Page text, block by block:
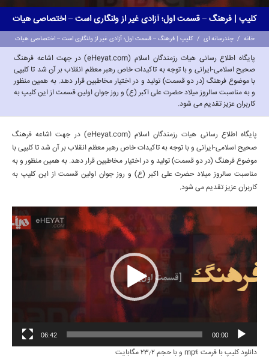
کلیپ | فرهنگ – قسمت اول؛ آزادی غیر از ولنگاری است – اختصاصی هیات
خانه / چندرسانه ای / کلیپ | فرهنگ – قسمت اول؛ آزادی غیر از ولنگاری است – اختصاصی هیات
پایگاه اطلاع رسانی هیات رزمندگان اسلام (eHeyat.com) در جهت اشاعه فرهنگ
صحیح اسلامی-ایرانی و با توجه به تاکیدات خاص رهبر معظم انقلاب بر آن شد تا کلیپی
با موضوع فرهنگ (در دو قسمت) تولید و در اختیار مخاطبین قرار دهد. به همین منظور
و به مناسبت سالروز میلاد حضرت علی اکبر (ع) و روز جوان اولین قسمت از این کلیپ به
کاربران عزیز تقدیم می شود.
پایگاه اطلاع رسانی هیات
رزمندگان اسلام (eHeyat.com) در جهت اشاعه فرهنگ
صحیح اسلامی-ایرانی و با توجه به تاکیدات خاص رهبر معظم انقلاب بر آن شد تا کلیپی با
موضوع فرهنگ (در دو قسمت) تولید و در اختیار مخاطبین قرار دهد. به همین منظور و به
مناسبت سالروز میلاد حضرت علی اکبر (ع) و روز جوان اولین قسمت از این کلیپ به
کاربران عزیز تقدیم می شود.
00:00
06:42
دانلود کلیپ با فرمت mp4 و با حجم 23٫2 مگابایت